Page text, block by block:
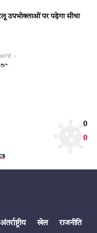
उपभोक्ताओं पर पड़ेगा सीधा
-
0
0
अंतर्राष्ट्रीय खेल
राजनीति